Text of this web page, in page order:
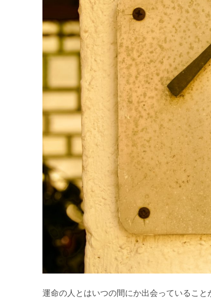
運命の人とはいつの間にか出会っているこ